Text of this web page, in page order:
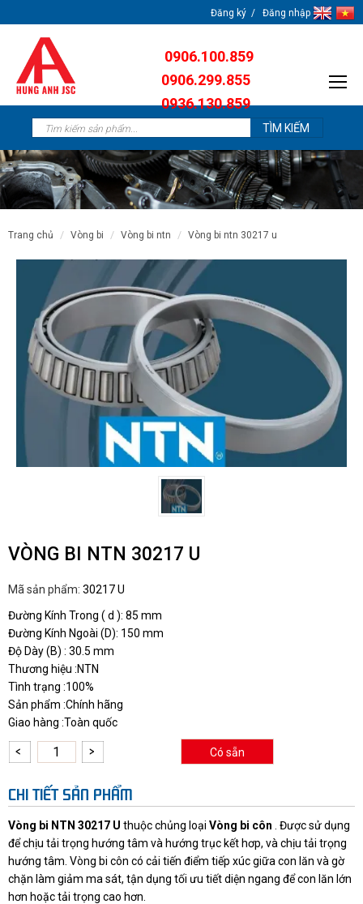
Đăng ký Đăng nhập
0906.100.859
0906.299.855
0936.130.859
trang chủ vòng bi vòng bi ntn vòng bi ntn 30217 u
VÒNG BI NTN 30217 U
Mã sản phẩm: 30217 U
Đường Kính Trong ( d ): 85 mm
Đường Kính Ngoài (D): 150 mm
Độ Dày (B) : 30.5 mm
Thương hiệu :NTN
Tình trạng :100%
Sản phẩm :Chính hãng
Giao hàng :Toàn quốc
Có sẵn
CHI TIẾT SẢN PHẨM
Vòng bi NTN 30217 U thuộc chủng loại Vòng bi côn
. Được sử dụng
để chịu tải trọng hướng tâm và hướng trục kết hơp, và chịu tải trọng
hướng tâm. Vòng bi côn có cải tiến điểm tiếp xúc giữa con lăn và gờ
chặn làm giảm ma sát, tận dụng tối ưu tiết diện ngang để con lăn lớn
hơn hoặc tải trọng cao hơn.